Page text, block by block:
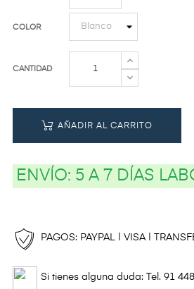
COLOR
CANTIDAD
AÑADIR AL CARRITO
ENVÍO: 5 A 7 DÍAS
PAGOS: PAYPAL | VISA |
Si tienes alguna duda: Tel. 91